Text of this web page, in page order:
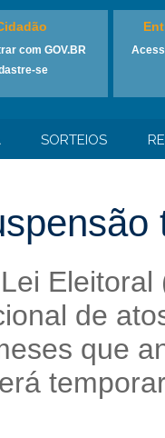
com GOV.BR
se
SORTEIOS
de
que